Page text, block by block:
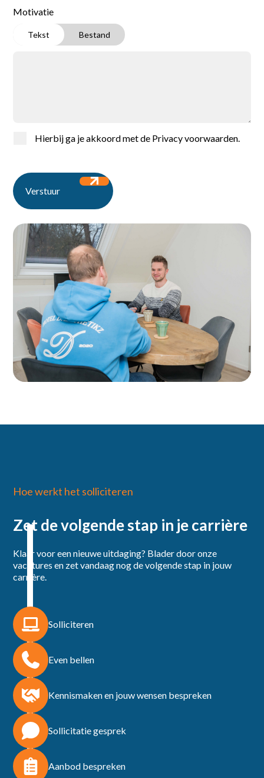
Vacatures
Voor werkgevers
Over ons
Contact
Ontdek de vacatures
Motivatie
Tekst Bestand
Hierbij ga je akkoord met de Privacy voorwaarden.
Verstuur
Hoe werkt het solliciteren
Zet de volgende stap in je carrière
Klaar voor een nieuwe uitdaging? Blader door onze
vacatures en zet vandaag nog de volgende stap in jouw
carrière.
Solliciteren
Even bellen
Kennismaken en jouw wensen bespreken
Sollicitatie gesprek
Aanbod bespreken